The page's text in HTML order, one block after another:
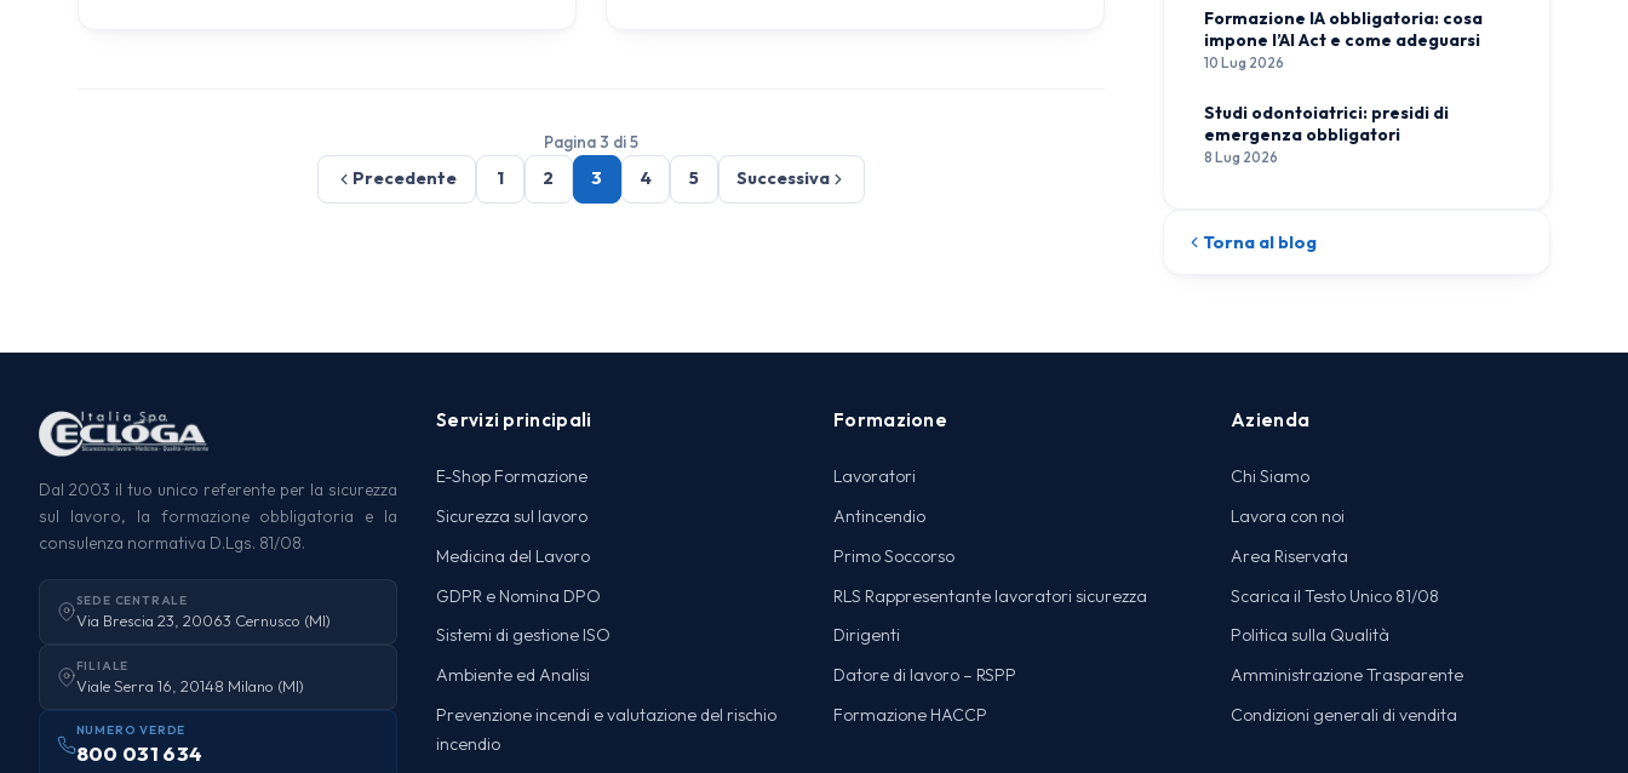
Pagina 3 di 5
Precedente
1 2 3 4 5 Successiva
Formazione IA obbligatoria: cosa
impone l’AI Act e come adeguarsi
10 Lug 2026
Studi odontoiatrici: presidi di
emergenza obbligatori
8 Lug 2026
Torna al blog
Dal 2003 il tuo unico referente per la sicurezza
sul lavoro, la formazione obbligatoria e la
consulenza normativa D.Lgs. 81/08.
SEDE CENTRALE
Via Brescia 23, 20063 Cernusco (MI)
FILIALE
Viale Serra 16, 20148 Milano (MI)
NUMERO VERDE
800 031 634
Servizi principali
E-Shop Formazione
Sicurezza sul lavoro
Medicina del Lavoro
GDPR e Nomina DPO
Sistemi di gestione ISO
Ambiente ed Analisi
Prevenzione incendi e valutazione del rischio
incendio
Formazione
Lavoratori
Antincendio
Primo Soccorso
RLS Rappresentante lavoratori sicurezza
Dirigenti
Datore di lavoro – RSPP
Formazione HACCP
Azienda
Chi Siamo
Lavora con noi
Area Riservata
Scarica il Testo Unico 81/08
Politica sulla Qualità
Amministrazione Trasparente
Condizioni generali di vendita